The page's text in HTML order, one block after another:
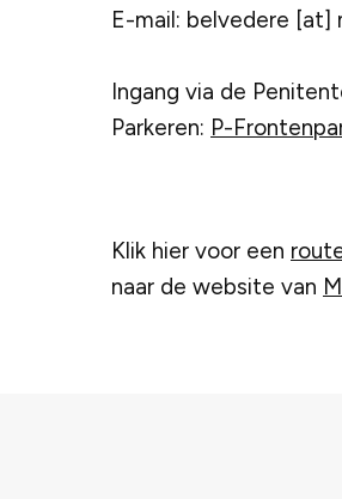
E-mail: belvedere [at]
Ingang via de
Parkeren: P-
Klik hier voor een
naar de website van